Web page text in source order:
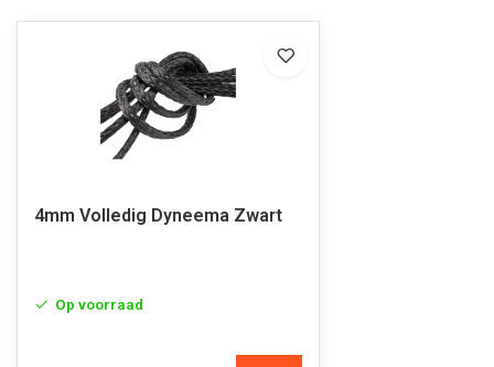
4mm Volledig Dyneema Zwart
Op voorraad